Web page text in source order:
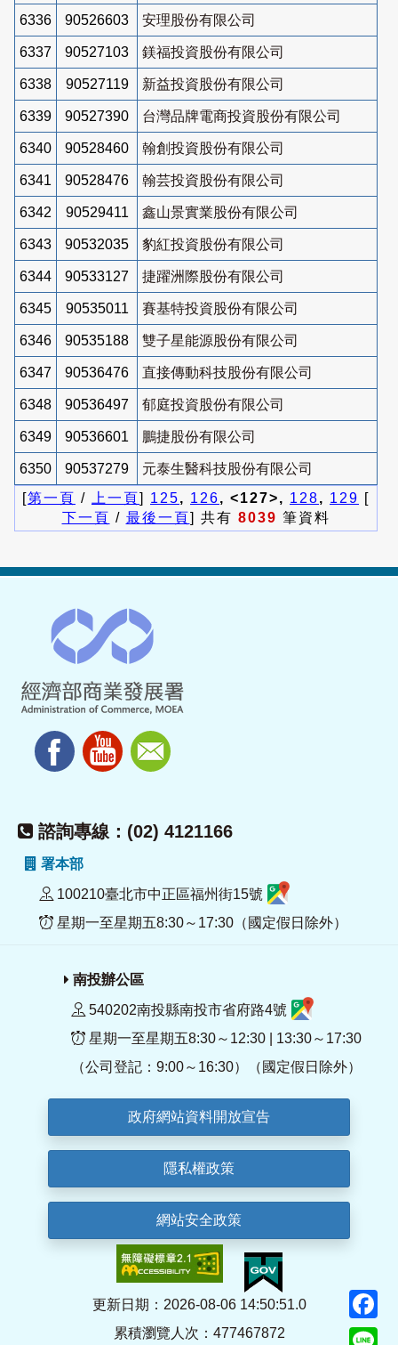
6336 90526603 安理股份有限公司
6337 90527103 鎂福投資股份有限公司
6338 90527119 新益投資股份有限公司
6339 90527390 台灣品牌電商投資股份有限公司
6340 90528460 翰創投資股份有限公司
6341 90528476 翰芸投資股份有限公司
6342 90529411 鑫山景實業股份有限公司
6343 90532035 豹紅投資股份有限公司
6344 90533127 捷躍洲際股份有限公司
6345 90535011 賽基特投資股份有限公司
6346 90535188 雙子星能源股份有限公司
6347 90536476 直接傳動科技股份有限公司
6348 90536497 郁庭投資股份有限公司
6349 90536601 鵬捷股份有限公司
6350 90537279
元泰生醫科技股份有限公司
[第一頁 / 上一頁] 125, 126, <127>, 128, 129 [
下一頁 / 最後一頁] 共有 8039 筆資料
諮詢專線：(02) 4121166
署本部
100210臺北市中正區福州街15號
星期一至星期五8:30～17:30（國定假日除外）
南投辦公區
540202南投縣南投市省府路4號
星期一至星期五8:30～12:30 | 13:30～17:30
（公司登記：9:00～16:30）（國定假日除外）
政府網站資料開放宣告
隱私權政策
網站安全政策
更新日期：2026-08-06 14:50:51.0
累積瀏覽人次：477467872